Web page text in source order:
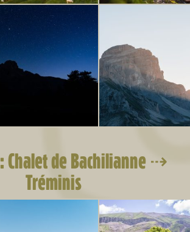
: Chalet de Bachilianne ⇢
Tréminis